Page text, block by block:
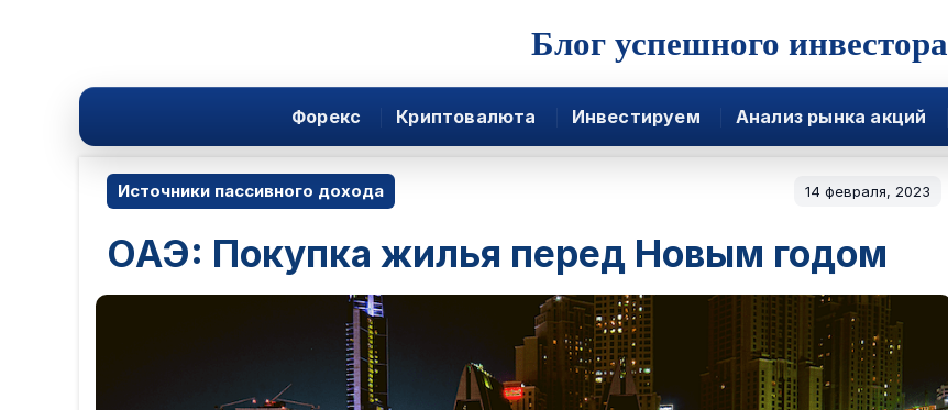
Блог успешного инвестора
Форекс Криптовалюта Инвестируем Анализ рынка акций
Источники пассивного дохода 14 февраля, 2023
ОАЭ: Покупка жилья перед Новым годом